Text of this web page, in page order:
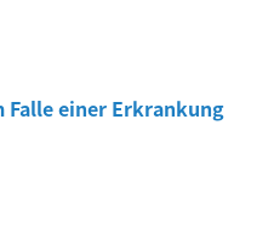
Falle einer Erkrankung